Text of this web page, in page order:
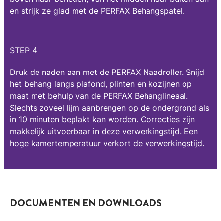
en strijk ze glad met de PERFAX Behangspatel.
STEP 4
Druk de naden aan met de PERFAX Naadroller. Snijd
het behang langs plafond, plinten en kozijnen op
maat met behulp van de PERFAX Behanglineaal.
Slechts zoveel lijm aanbrengen op de ondergrond als
in 10 minuten beplakt kan worden. Correcties zijn
makkelijk uitvoerbaar in deze verwerkingstijd. Een
hoge kamertemperatuur verkort de verwerkingstijd.
DOCUMENTEN EN DOWNLOADS